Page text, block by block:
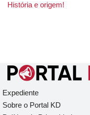
História e origem!
Expediente
Sobre o Portal KD